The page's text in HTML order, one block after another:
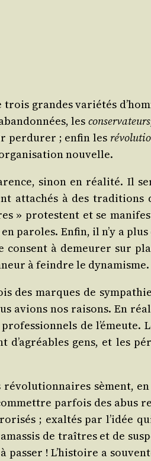
grandes varié­tés
les
per­du­rer ; enfin les
nouvelle.
sinon en réa­li­té. Il
atta­chés à des tra­di­tions
» pro­testent et se
paroles. Enfin, il n’y a
à demeu­rer sur
à feindre le dynamisme.
des marques de
avions nos rai­sons. En
de l’émeute.
gens, et les
sèment,
par­fois des abus
; exal­tés par l’idée
de traîtres et de
! L’histoire a